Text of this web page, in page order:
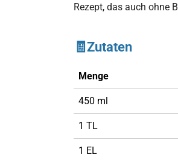
Rezept, das auch ohne
🧾Zutaten
Menge
450 ml
1 TL
1 EL